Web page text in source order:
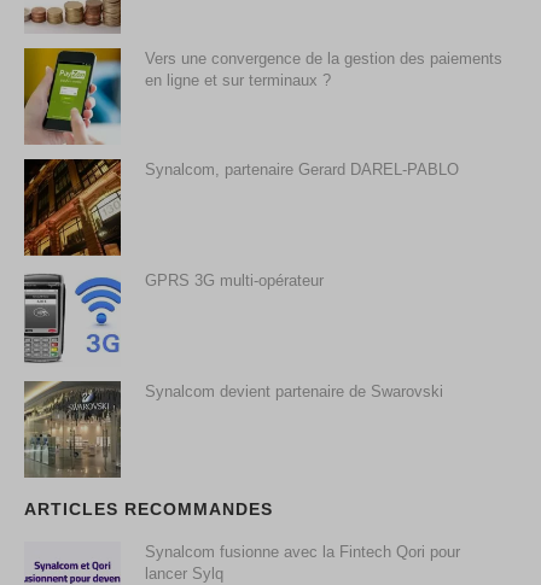
Vers une convergence de la gestion des paiements
en ligne et sur terminaux ?
Synalcom, partenaire Gerard DAREL-PABLO
GPRS 3G multi-opérateur
Synalcom devient partenaire de Swarovski
ARTICLES RECOMMANDES
Synalcom fusionne avec la Fintech Qori pour
lancer Sylq